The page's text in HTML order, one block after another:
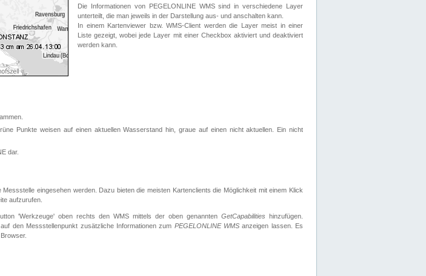
Die Informationen von PEGELONLINE WMS sind in verschiedene Layer
unterteilt, die man jeweils in der Darstellung aus- und anschalten kann.
In einem Kartenviewer bzw. WMS-Client werden die Layer meist in einer
Liste gezeigt, wobei jede Layer mit einer Checkbox aktiviert und deaktiviert
werden kann.
Punkte weisen auf einen aktuellen Wasserstand hin, graue auf einen nicht aktuellen. Ein nicht
dar.
eingesehen werden. Dazu bieten die meisten Kartenclients die Möglichkeit mit einem Klick
aufzurufen.
'Werkzeuge' oben rechts den WMS mittels der oben genannten GetCapabilities hinzufügen.
den Messstellenpunkt zusätzliche Informationen zum PEGELONLINE WMSanzeigen lassen. Es